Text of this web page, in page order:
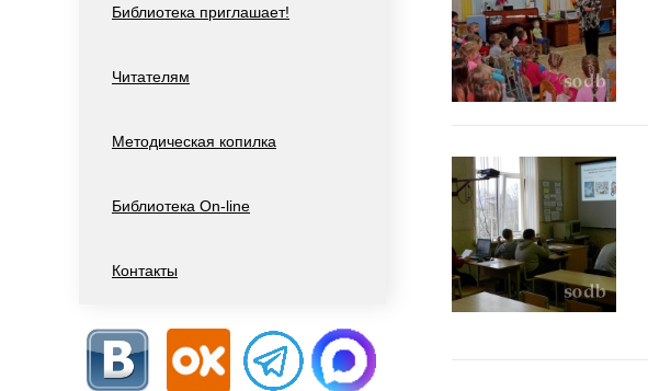
Библиотека приглашает!
Читателям
Методическая копилка
Библиотека On-line
Контакты